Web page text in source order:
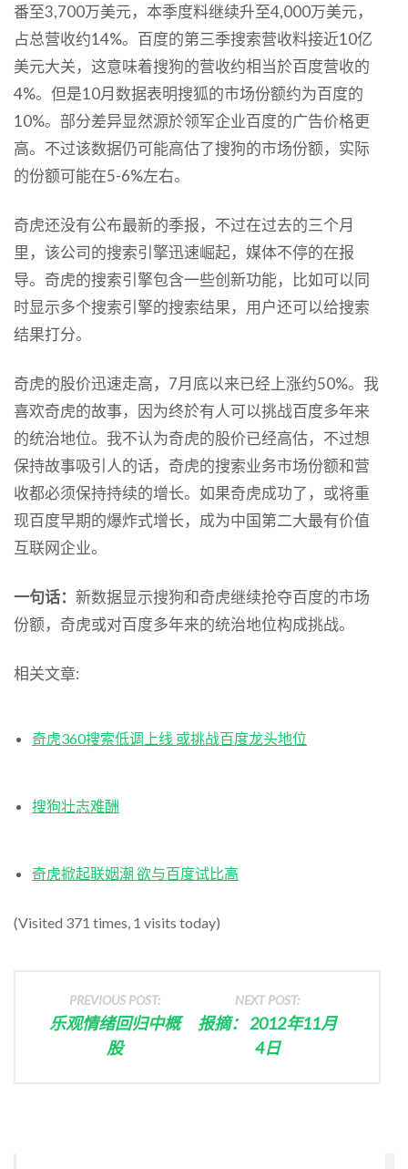
番至3,700万美元，本季度料继续升至4,000万美元，
占总营收约14%。百度的第三季搜索营收料接近10亿
美元大关，这意味着搜狗的营收约相当於百度营收的
4%。但是10月数据表明搜狐的市场份额约为百度的
10%。部分差异显然源於领军企业百度的广告价格更
高。不过该数据仍可能高估了搜狗的市场份额，实际
的份额可能在5-6%左右。
奇虎还没有公布最新的季报，不过在过去的三个月
里，该公司的搜索引擎迅速崛起，媒体不停的在报
导。奇虎的搜索引擎包含一些创新功能，比如可以同
时显示多个搜索引擎的搜索结果，用户还可以给搜索
结果打分。
奇虎的股价迅速走高，7月底以来已经上涨约50%。我
喜欢奇虎的故事，因为终於有人可以挑战百度多年来
的统治地位。我不认为奇虎的股价已经高估，不过想
保持故事吸引人的话，奇虎的搜索业务市场份额和营
收都必须保持持续的增长。如果奇虎成功了，或将重
现百度早期的爆炸式增长，成为中国第二大最有价值
互联网企业。
一句话： 新数据显示搜狗和奇虎继续抢夺百度的市场
份额，奇虎或对百度多年来的统治地位构成挑战。
相关文章:
奇虎360搜索低调上线 或挑战百度龙头地位
搜狗壮志难酬
奇虎掀起联姻潮 欲与百度试比高
(Visited 371 times, 1 visits today)
PREVIOUS POST:
乐观情绪回归中概
股
NEXT POST:
报摘： 2012年11月
4日